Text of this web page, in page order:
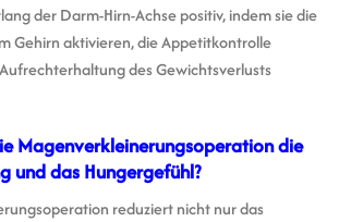
der Darm-Hirn-Achse positiv, indem sie die
Gehirn aktivieren, die Appetitkontrolle
des Gewichtsverlusts
Magenverkleinerungsoperation die
und das Hungergefühl?
reduziert nicht nur das